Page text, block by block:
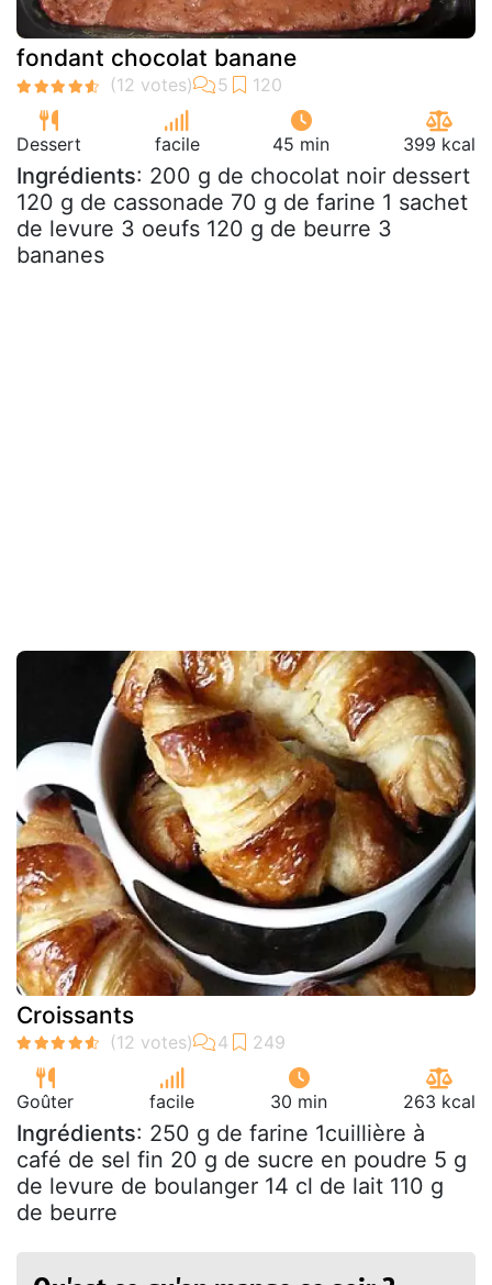
fondant chocolat banane
Dessert facile 45 min 399 kcal
Ingrédients: 200 g de chocolat noir dessert
120 g de cassonade 70 g de farine 1 sachet
de levure 3 oeufs 120 g de beurre 3
bananes
Croissants
Goûter facile 30 min 263 kcal
Ingrédients: 250 g de farine 1cuillière à
café de sel fin 20 g de sucre en poudre 5 g
de levure de boulanger 14 cl de lait 110 g
de beurre